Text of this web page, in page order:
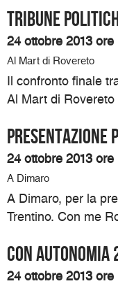
TRIBUNE
24 ottobre 2013 ore
Al Mart di Rovereto
Il confronto finale
Al Mart di Rovereto
Presentazione
24 ottobre 2013 ore
A Dimaro
A Dimaro, per la
Trentino. Con me
Con Autonomia
24 ottobre 2013 ore